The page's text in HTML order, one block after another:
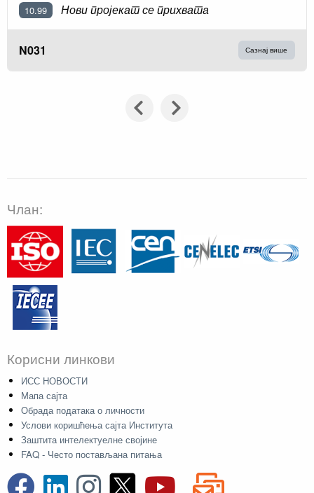
10.99 Нови пројекат се прихвата
N031 Сазнај више
Члан:
Корисни линкови
ИСС НОВОСТИ
Мапа сајта
Обрада података о личности
Услови коришћења сајта Института
Заштита интелектуелне својине
FAQ - Често постављана питања